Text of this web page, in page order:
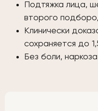
Подтяжка лица,
второго
Клинически
сохраняется до
Без боли,